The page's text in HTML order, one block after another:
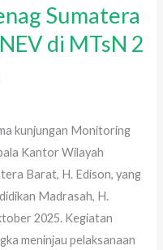
Sumatera
di MTsN 2
kunjungan Monitoring
Kantor Wilayah
Barat, H. Edison, yang
Madrasah, H.
2025. Kegiatan
meninjau pelaksanaan